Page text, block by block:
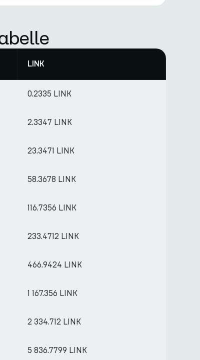
LINK
0.2335 LINK
2.3347 LINK
23.3471 LINK
58.3678 LINK
116.7356 LINK
233.4712 LINK
466.9424 LINK
1 167.356 LINK
2 334.712 LINK
5 836.7799 LINK